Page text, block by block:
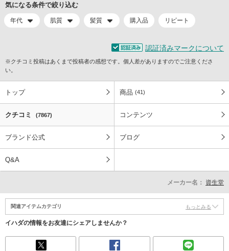
気になる条件で絞り込む
年代 肌質 髪質 購入品 リピート
認証済みマークについて
※クチコミ投稿はあくまで投稿者の感想です。個人差がありますのでご注意くださ
い。
トップ 商品 (41)
クチコミ (7867) コンテンツ
ブランド公式 ブログ
Q&A
メーカー名： 資生堂
関連アイテムカテゴリ もっとみる
イハダの情報をお友達にシェアしませんか？